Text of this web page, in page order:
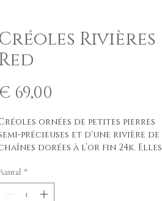
Créoles Rivières
69,00
ornées de petites pierres
précieuses et d'une rivière de
dorées à l’or fin 24k. Elles
brutes et d'une petite
lisse dorée à l'or fin.
*